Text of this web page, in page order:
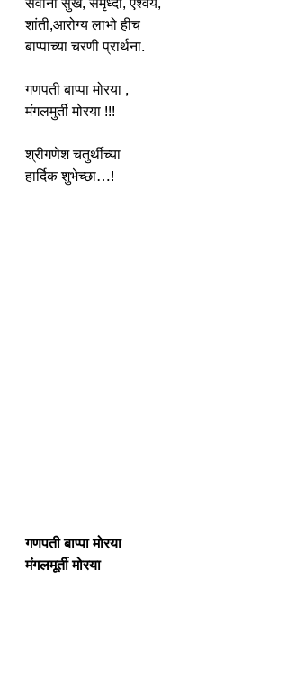
शांती,आरोग्य लाभो हीच
बाप्पाच्या चरणी प्रार्थना.
गणपती बाप्पा मोरया ,
मंगलमुर्ती मोरया !!!
श्रीगणेश चतुर्थीच्या
हार्दिक शुभेच्छा…!
गणपती बाप्पा मोरया
मंगलमूर्ती मोरया